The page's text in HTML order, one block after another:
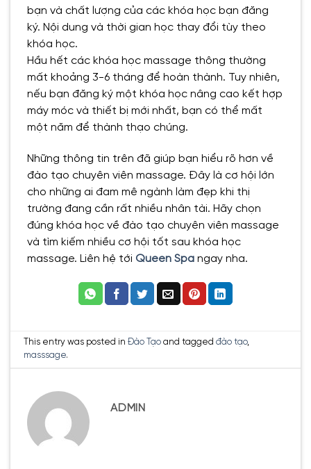
bạn và chất lượng của các khóa học bạn đăng
ký. Nội dung và thời gian học thay đổi tùy theo
khóa học.
Hầu hết các khóa học massage thông thường
mất khoảng 3-6 tháng để hoàn thành. Tuy nhiên,
nếu bạn đăng ký một khóa học nâng cao kết hợp
máy móc và thiết bị mới nhất, bạn có thể mất
một năm để thành thạo chúng.
Những thông tin trên đã giúp bạn hiểu rõ hơn về
đào tạo chuyên viên massage. Đây là cơ hội lớn
cho những ai đam mê ngành làm đẹp khi thị
trường đang cần rất nhiều nhân tài. Hãy chọn
đúng khóa học về đào tạo chuyên viên massage
và tìm kiếm nhiều cơ hội tốt sau khóa học
massage. Liên hệ tới Queen Spa ngay nha.
This entry was posted inĐào Tạo and taggedđào tạo,
masssage.
ADMIN